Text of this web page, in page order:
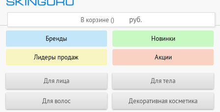
Бренды Новинки
Лидеры продаж Акции
Для лица Для тела
Для волос Декоративная косметика
В корзине () руб.